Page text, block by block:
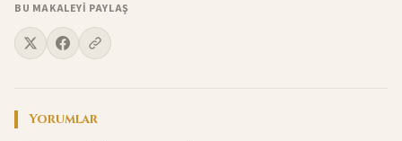
BU MAKALEYI PAYLAŞ
Yorumlar